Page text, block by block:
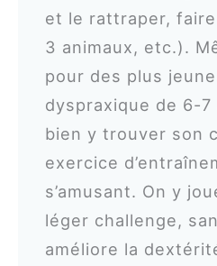
et le rattraper,
3 animaux, etc.).
pour des plus
dyspraxique de 6-
bien y trouver son
exercice
s’amusant. On y
léger challenge,
améliore la